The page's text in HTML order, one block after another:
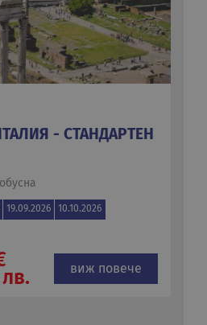
- СТАНДАРТЕН
19.09.2026 10.10.2026
виж повече